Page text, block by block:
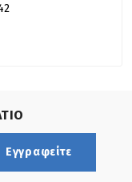
Εγγραφείτε